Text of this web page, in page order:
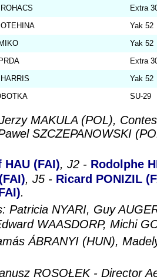
Extra
Yak 52
Yak 52
Extra
Yak 52
SU-29
MAKULA (POL),
SZCZEPANOWSKI
HAU (FAI), J2 - Rodolphe
, J5 - Ricard PONIZIL
.
Patricia NYARI, Guy
WAASDORP, Michi
ÁBRANYI (HUN),
ROSOŁEK - Director